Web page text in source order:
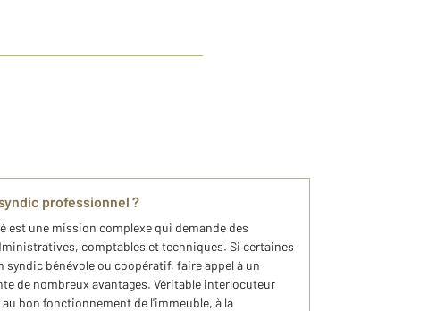
professionnel ?
est une mission complexe qui demande des
comptables et techniques. Si certaines
bénévole ou coopératif, faire appel à un
de nombreux avantages. Véritable interlocuteur
bon fonctionnement de l'immeuble, à la